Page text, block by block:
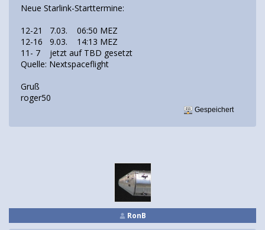
Neue Starlink-Starttermine:
12-21 7.03. 06:50 MEZ
12-16 9.03. 14:13 MEZ
11- 7 jetzt auf TBD gesetzt
Quelle: Nextspaceflight
Gruß
roger50
Gespeichert
RonB